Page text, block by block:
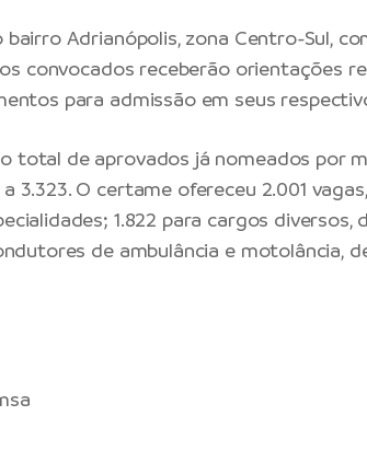
bairro Adrianópolis, zona Centro-Sul,
convocados receberão orientações
para admissão em seus
total de aprovados já nomeados por
3.323. O certame ofereceu 2.001
1.822 para cargos diversos,
de ambulância e motolância,